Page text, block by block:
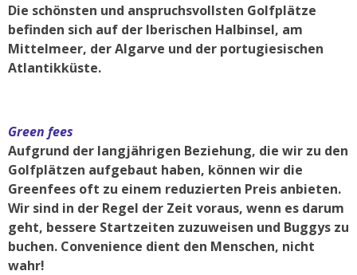
Die schönsten und anspruchsvollsten Golfplätze
befinden sich auf der Iberischen Halbinsel, am
Mittelmeer, der Algarve und der portugiesischen
Atlantikküste.
Green fees
Aufgrund der langjährigen Beziehung, die wir zu den
Golfplätzen aufgebaut haben, können wir die
Greenfees oft zu einem reduzierten Preis anbieten.
Wir sind in der Regel der Zeit voraus, wenn es darum
geht, bessere Startzeiten zuzuweisen und Buggys zu
buchen. Convenience dient den Menschen, nicht
wahr!